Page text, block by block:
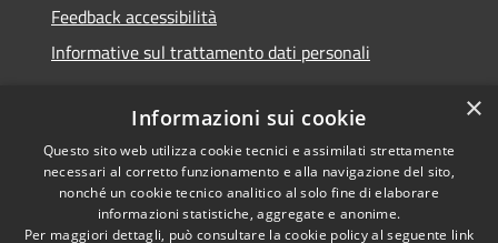
Feedback accessibilità
Informative sul trattamento dati personali
RSS
Accessibilità
Copyright © 2026 • Comune di
Pioltello • Powered by
Municipium•Accesso
×
Informazioni sui cookie
Questo sito web utilizza cookie tecnici e assimilati strettamente
necessari al corretto funzionamento e alla navigazione del sito,
nonché un cookie tecnico analitico al solo fine di elaborare
informazioni statistiche, aggregate e anonime.
Per maggiori dettagli, può consultare la cookie policy al seguente link